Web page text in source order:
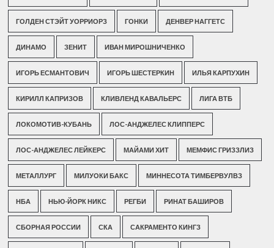
ГОЛДЕН СТЭЙТ УОРРИОРЗ ГОНКИ ДЕНВЕР НАГГЕТС
ДИНАМО ЗЕНИТ ИВАН МИРОШНИЧЕНКО
ИГОРЬ ЕСМАНТОВИЧ ИГОРЬ ШЕСТЕРКИН ИЛЬЯ КАРПУХИН
КИРИЛЛ КАПРИЗОВ КЛИВЛЕНД КАВАЛЬЕРС ЛИГА ВТБ
ЛОКОМОТИВ-КУБАНЬ ЛОС-АНДЖЕЛЕС КЛИППЕРС
ЛОС-АНДЖЕЛЕС ЛЕЙКЕРС МАЙАМИ ХИТ МЕМФИС ГРИЗЗЛИЗ
МЕТАЛЛУРГ МИЛУОКИ БАКС МИННЕСОТА ТИМБЕРВУЛВЗ
НБА НЬЮ-ЙОРК НИКС РЕГБИ РИНАТ БАШИРОВ
СБОРНАЯ РОССИИ СКА САКРАМЕНТО КИНГЗ